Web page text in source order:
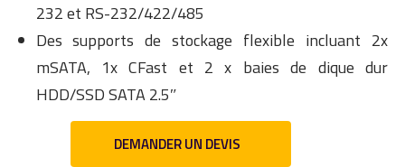
232 et RS-232/422/485
Des supports de stockage flexible incluant 2x
mSATA, 1x CFast et 2 x baies de dique dur
HDD/SSD SATA 2.5″
DEMANDER UN DEVIS